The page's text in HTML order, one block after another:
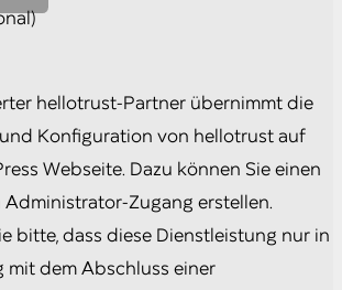
hellotrust-Partner übernimmt die
Konfiguration von hellotrust auf
Webseite. Dazu können Sie einen
Zugang erstellen.
bitte, dass diese Dienstleistung nur in
dem Abschluss einer